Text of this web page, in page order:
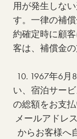
用が発生しな
す。一律の補
約確定時に顧
客は、補償金
10. 1967年6
い、宿泊サー
の総額をお支
メールアドレ
からお客様へ